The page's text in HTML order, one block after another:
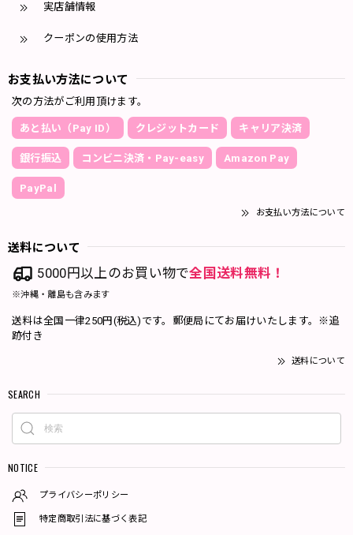
実店舗情報
クーポンの使用方法
お支払い方法について
次の方法がご利用頂けます。
あと払い（Pay ID） クレジットカード キャリア決済
銀行振込 コンビニ決済・Pay-easy Amazon Pay
PayPal
お支払い方法について
送料について
5000円以上のお買い物で全国送料無料！
※沖縄・離島も含みます
送料は全国一律250円(税込)です。郵便局にてお届けいたします。※追
跡付き
送料について
SEARCH
NOTICE
プライバシーポリシー
特定商取引法に基づく表記